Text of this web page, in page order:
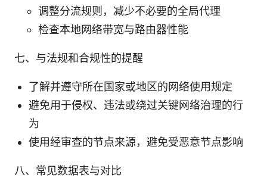
调整分流规则，减少不必要的全局代理
检查本地网络带宽与路由器性能
七、与法规和合规性的提醒
了解并遵守所在国家或地区的网络使用规定
避免用于侵权、违法或绕过关键网络治理的行
为
使用经审查的节点来源，避免受恶意节点影响
八、常见数据表与对比